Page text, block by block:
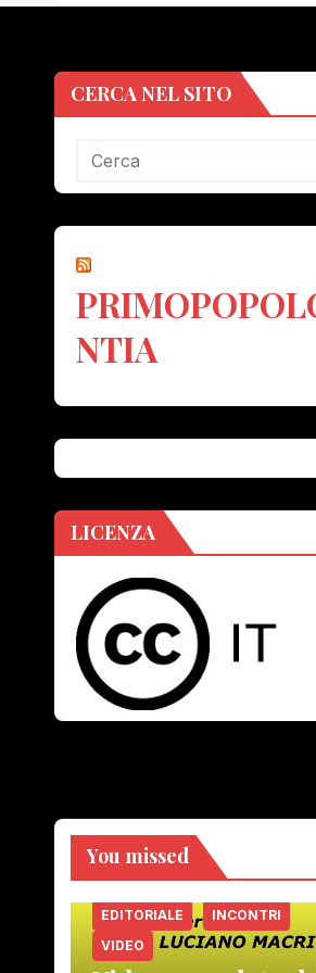
CERCA NEL SITO
NTIA
LICENZA
You missed
EDITORIALE
INCONTRI
VIDEO